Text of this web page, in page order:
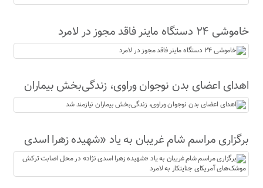
خاموشی ۲۴ دستگاه ماینر فاقد مجوز در لامرد
اهدای اعضای بدن نوجوان وراوی، زندگی‌بخش بیماران
نیازمند شد
برگزاری مراسم شام غریبان به یاد «شهیده زهرا اسدی
نژاد» در محل اصابت ترکش موشک‌های آمریکای
جنایتکار به لامرد